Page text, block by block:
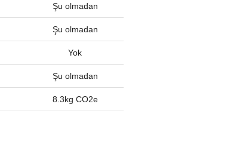
Şu olmadan
Şu olmadan
Yok
Şu olmadan
8.3kg CO2e